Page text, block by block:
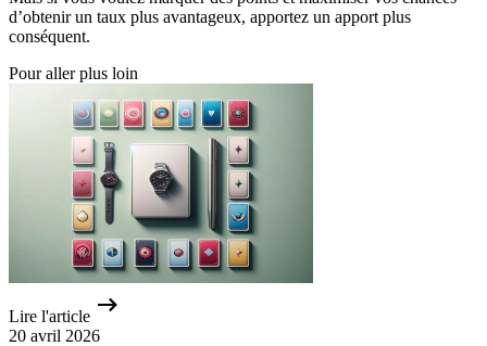
d’obtenir un taux plus avantageux, apportez un apport plus
conséquent.
Pour aller plus loin
Lire l'article
20 avril 2026